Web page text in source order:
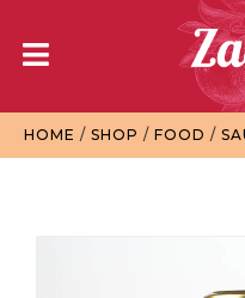
HOME / SHOP / FOOD /